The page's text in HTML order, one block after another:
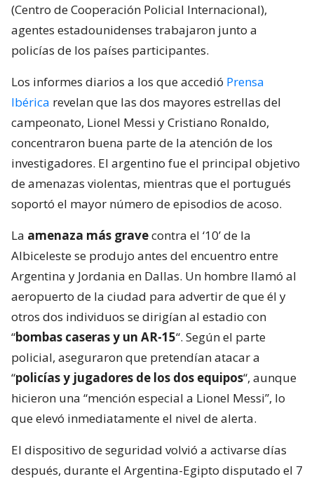
(Centro de Cooperación Policial Internacional),
agentes estadounidenses trabajaron junto a
policías de los países participantes.
Los informes diarios a los que accedió Prensa
Ibérica revelan que las dos mayores estrellas del
campeonato, Lionel Messi y Cristiano Ronaldo,
concentraron buena parte de la atención de los
investigadores. El argentino fue el principal objetivo
de amenazas violentas, mientras que el portugués
soportó el mayor número de episodios de acoso.
La amenaza más gravecontra el ‘10’ de la
Albiceleste se produjo antes del encuentro entre
Argentina y Jordania en Dallas. Un hombre llamó al
aeropuerto de la ciudad para advertir de que él y
otros dos individuos se dirigían al estadio con
“bombas caseras y un AR-15“. Según el parte
policial, aseguraron que pretendían atacar a
“policías y jugadores de los dos equipos“, aunque
hicieron una “mención especial a Lionel Messi”, lo
que elevó inmediatamente el nivel de alerta.
El dispositivo de seguridad volvió a activarse días
después, durante el Argentina-Egipto disputado el 7